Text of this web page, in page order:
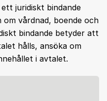
juridiskt bindande
vårdnad, boende och
bindande betyder att
hålls, ansöka om
i avtalet.